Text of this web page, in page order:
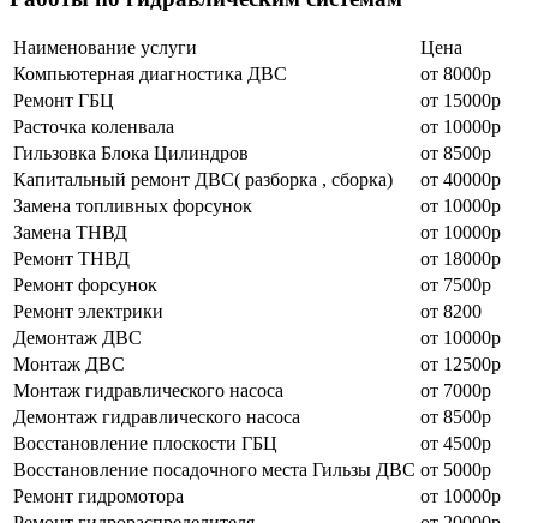
Наименование уcлуги
Цена
Компьютерная диагностика ДВС
от 8000р
Ремонт ГБЦ
от 15000р
Расточка коленвала
от 10000р
Гильзовка Блока Цилиндров
от 8500р
Капитальный ремонт ДВС( разборка , сборка)
от 40000р
Замена топливных форсунок
от 10000р
Замена ТНВД
от 10000р
Ремонт ТНВД
от 18000р
Ремонт форсунок
от 7500р
Ремонт электрики
от 8200
Демонтаж ДВС
от 10000р
Монтаж ДВС
от 12500р
Монтаж гидравлического насоса
от 7000р
Демонтаж гидравлического насоса
от 8500р
Восстановление плоскости ГБЦ
от 4500р
Восстановление посадочного места Гильзы ДВС от 5000р
Ремонт гидромотора
от 10000р